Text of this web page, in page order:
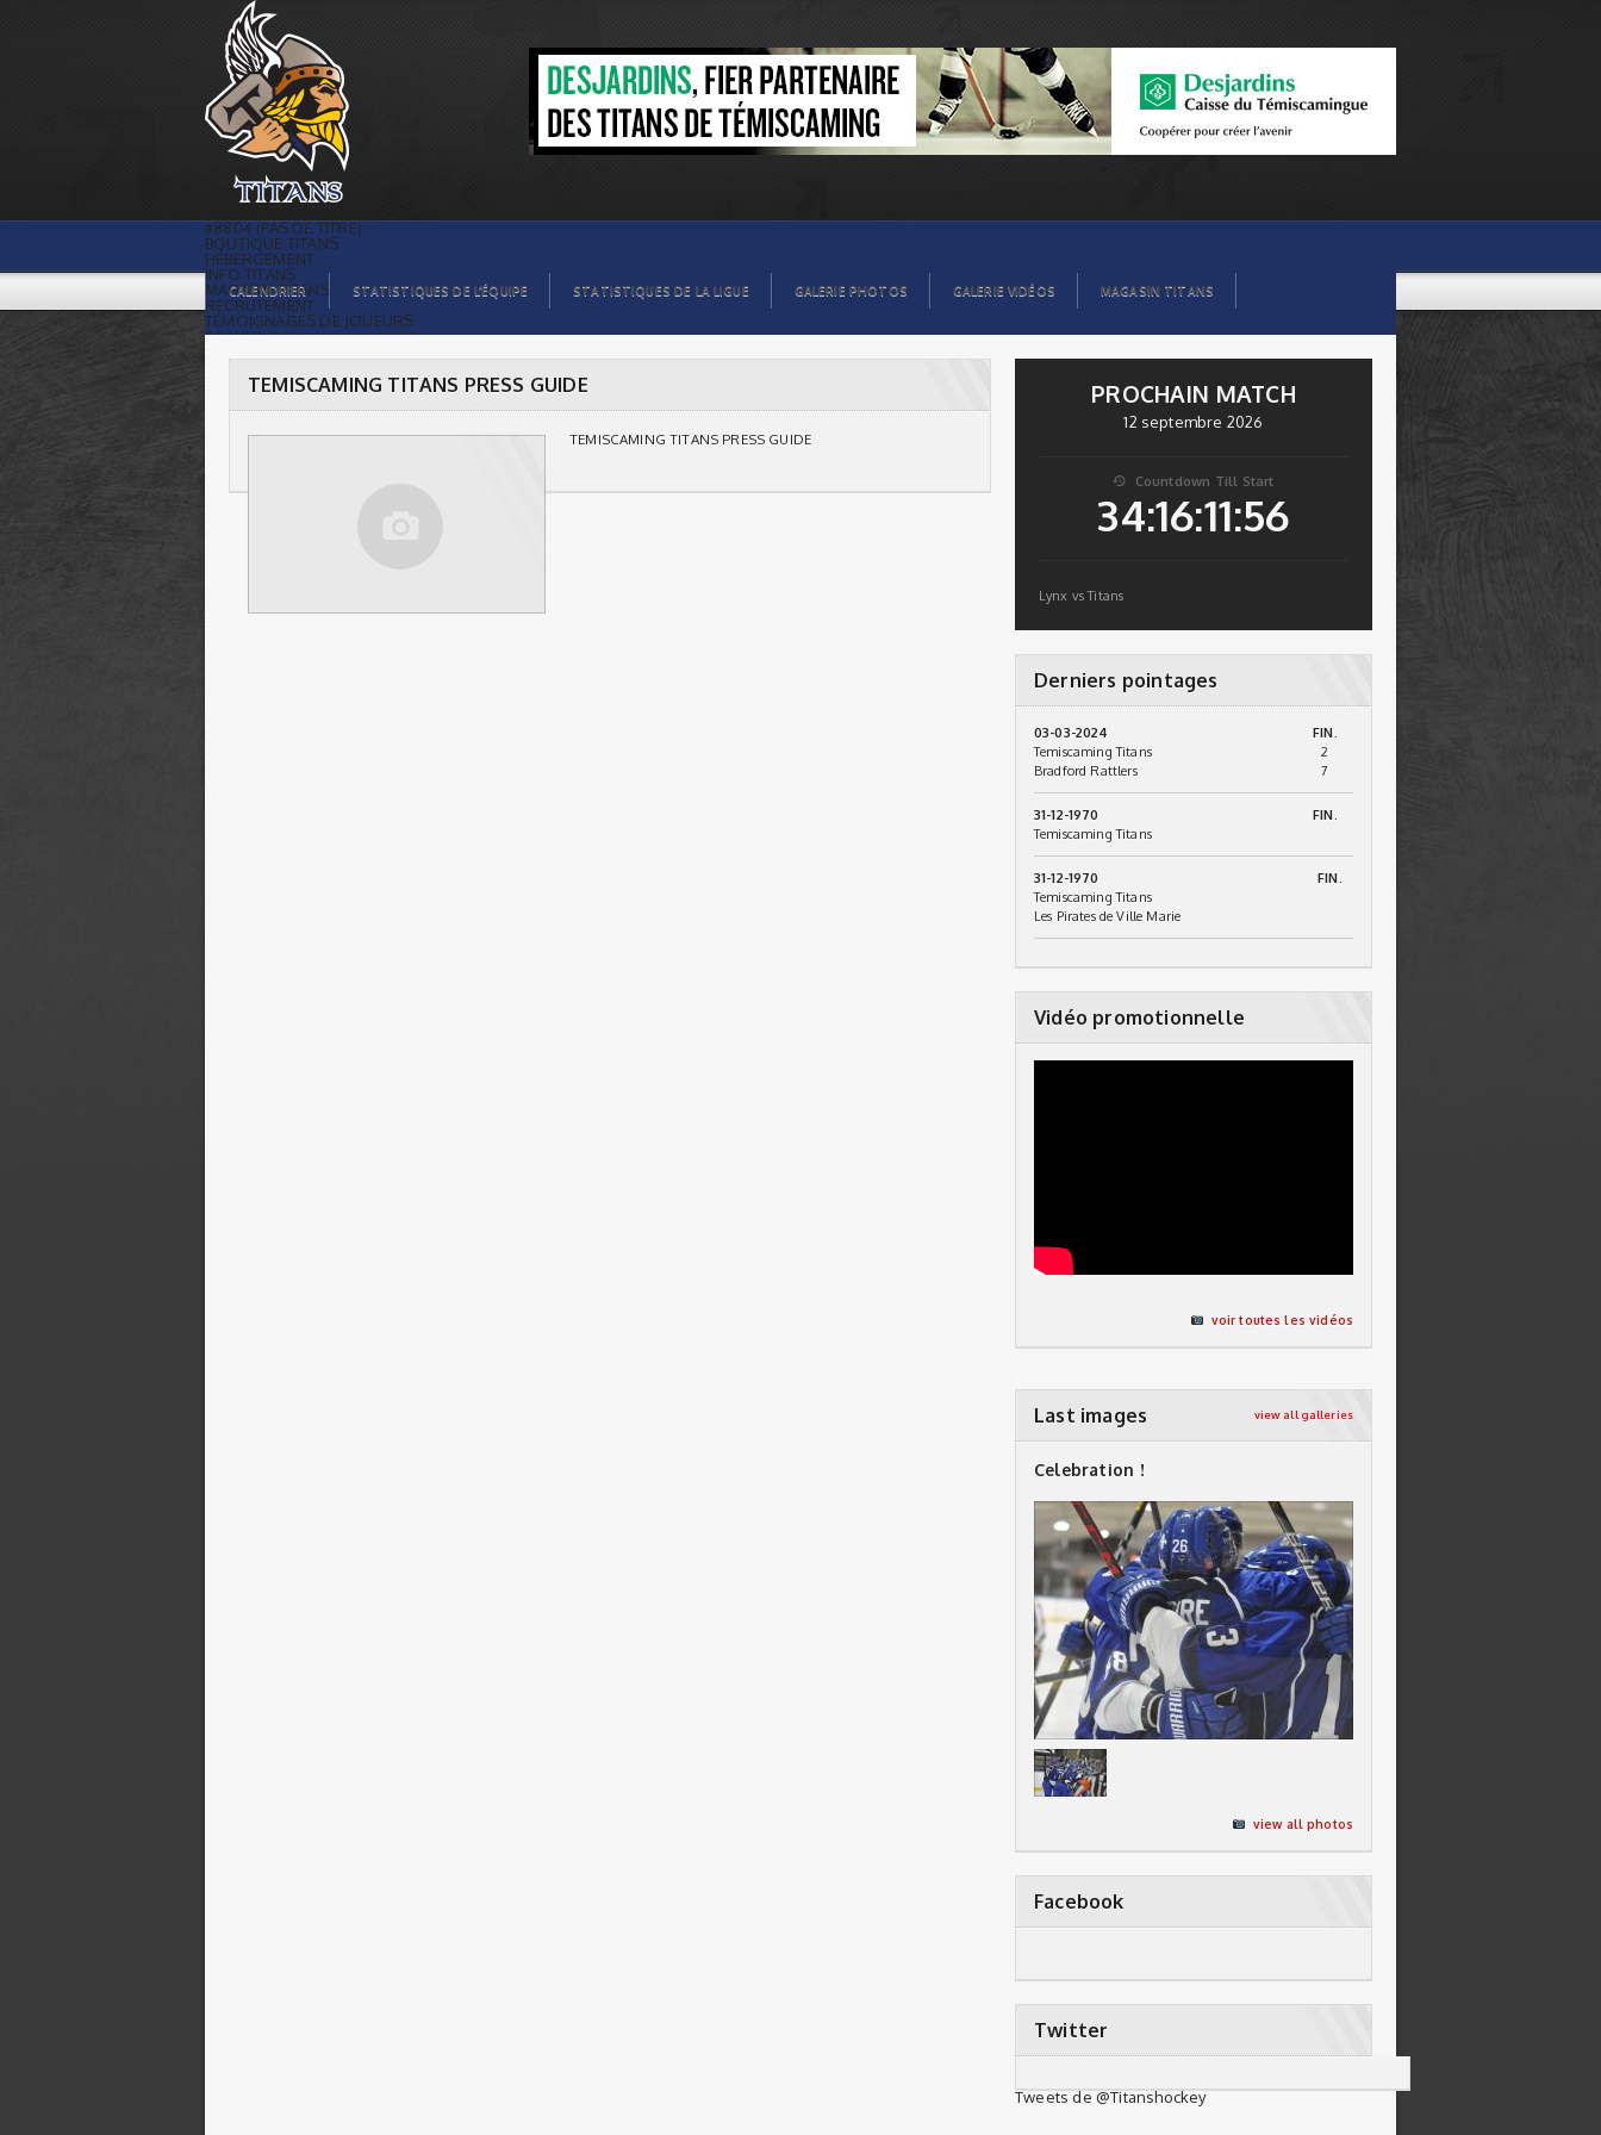
TEMISCAMING TITANS PRESS GUIDE |
#8804 (PAS DE TITRE)
BOUTIQUE TITANS
HÉBERGEMENT
INFO TITANS
MAGASIN TITANS
RECRUTEMENT
TÉMOIGNAGES DE JOUEURS
ACCUEIL
GALERIE PHOTOS
STATISTIQUES
ORGANISATION
LIGUE
CALENDRIER STATISTIQUES DE L’ÉQUIPE STATISTIQUES DE LA LIGUE GALERIE PHOTOS GALERIE VIDÉOS MAGASIN TITANS
TEMISCAMING TITANS PRESS GUIDE
TEMISCAMING TITANS PRESS GUIDE
PROCHAIN MATCH
12 septembre 2026
 Countdown Till Start
34:16:11:56
Lynx vs Titans
Derniers pointages
03-03-2024
FIN.
Temiscaming Titans
2
Bradford Rattlers
7
31-12-1970
FIN.
Temiscaming Titans
31-12-1970
FIN.
Temiscaming Titans
Les Pirates de Ville Marie
Vidéo promotionnelle
voir toutes les vidéos
Last images view all galleries
Celebration !
view all photos
Facebook
Twitter
Tweets de @Titanshockey